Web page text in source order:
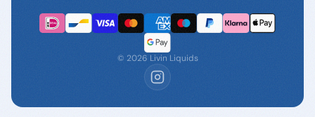
© 2026 Livin Liquids